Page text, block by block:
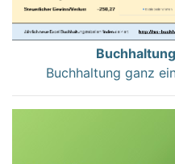
Buchhaltung ganz